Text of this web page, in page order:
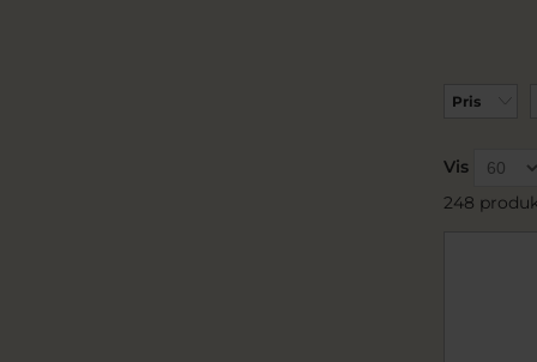
Pris
Vis
248